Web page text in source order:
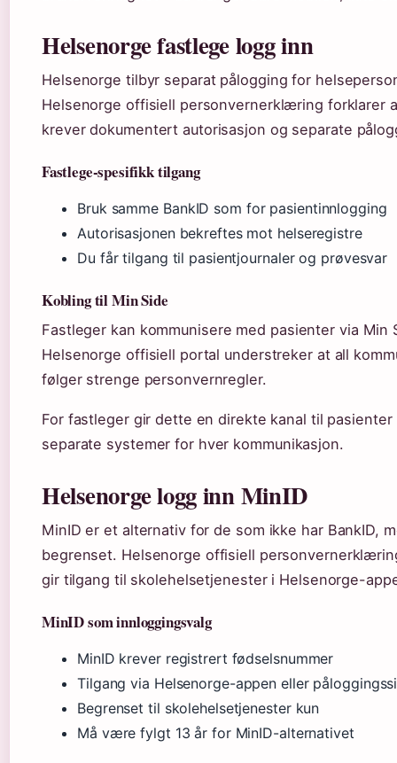
Helsenorge fastlege logg inn
Helsenorge tilbyr separat pålogging for
Helsenorge offisiell personvernerklæring forklarer
krever dokumentert autorisasjon og separate
Fastlege-spesifikk tilgang
Bruk samme BankID som for pasientinnlogging
Autorisasjonen bekreftes mot helseregistre
Du får tilgang til pasientjournaler og prøvesvar
Kobling til Min Side
Fastleger kan kommunisere med pasienter via Min
Helsenorge offisiell portal understreker at all
følger strenge personvernregler.
For fastleger gir dette en direkte kanal til
separate systemer for hver kommunikasjon.
Helsenorge logg inn MinID
MinID er et alternativ for de som ikke har BankID,
begrenset. Helsenorge offisiell
gir tilgang til skolehelsetjenester i Helsenorge-
MinID som innloggingsvalg
MinID krever registrert fødselsnummer
Tilgang via Helsenorge-appen eller
Begrenset til skolehelsetjenester kun
Må være fylgt 13 år for MinID-alternativet